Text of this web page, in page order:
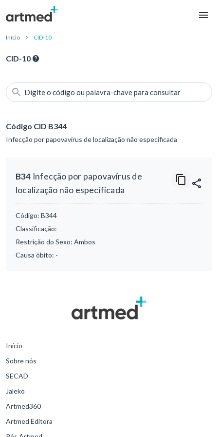
Início CID-10
CID-10
Digite o código ou palavra-chave para consultar
Código CID B344
Infecção por papovavírus de localização não especificada
B34 Infecção por papovavírus de
localização não especificada
Código: B344
Classificação: -
Restrição do Sexo: Ambos
Causa óbito: -
Início
Sobre nós
SECAD
Jaleko
Artmed360
Artmed Editora